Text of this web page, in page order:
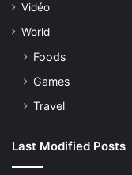
Vidéo
World
Foods
Games
Travel
Last Modified Posts